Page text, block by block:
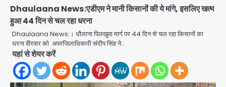
Dhaulaana News:एडीएम ने मानी किसानों की ये मांगे, इसलिए खत्म
हुआ 44 दिन से चल रहा धरना
Dhaulaana News:। धौलाना पिलखुवा मार्ग पर 44 दिन से चल रहा किसानों का
धरना वीरवार को अपरजिलाधिकारी संदीप सिंह ने…
यहां से शेयर करें
3
सरकारी भर्ती परीक्षाओं में नकल कराने वाले
अंतरराज्यीय गिरोह का भंडाफोड़, मास्टरमाइंड
समेत 7 गिरफ्तार
Team JHJ
आॅपरेशन ह्यप्रहारह्ण : 72 घंटे में उत्तर-पश्चिम
जिला पुलिस का बड़ा एक्शन